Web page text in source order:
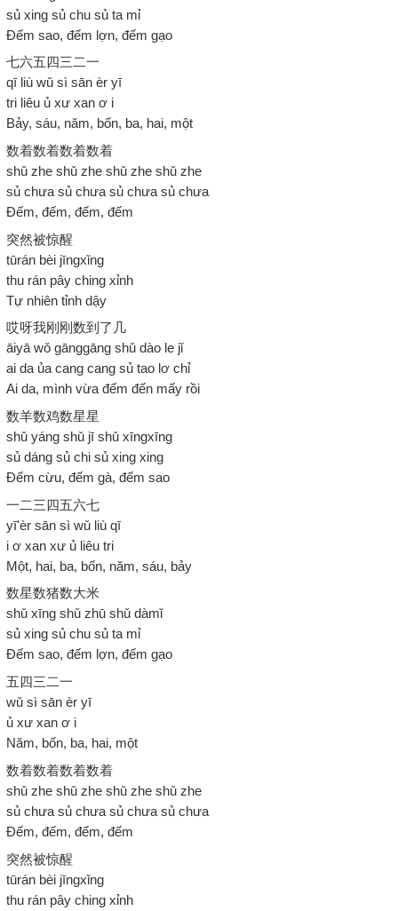
sủ xing sủ chu sủ ta mỉ
Đếm sao, đếm lợn, đếm gạo
七六五四三二一
qī liù wǔ sì sān èr yī
tri liêu ủ xư xan ơ i
Bảy, sáu, năm, bốn, ba, hai, một
数着数着数着数着
shǔ zhe shǔ zhe shǔ zhe shǔ zhe
sủ chưa sủ chưa sủ chưa sủ chưa
Đếm, đếm, đếm, đếm
突然被惊醒
tūrán bèi jīngxǐng
thu rán pây ching xỉnh
Tự nhiên tỉnh dậy
哎呀我刚刚数到了几
āiyā wǒ gānggāng shǔ dào le jǐ
ai da ủa cang cang sủ tao lơ chỉ
Ai da, mình vừa đếm đến mấy rồi
数羊数鸡数星星
shǔ yáng shǔ jī shǔ xīngxīng
sủ dáng sủ chi sủ xing xing
Đếm cừu, đếm gà, đếm sao
一二三四五六七
yī'èr sān sì wǔ liù qī
i ơ xan xư ủ liêu tri
Một, hai, ba, bốn, năm, sáu, bảy
数星数猪数大米
shǔ xīng shǔ zhū shǔ dàmǐ
sủ xing sủ chu sủ ta mỉ
Đếm sao, đếm lợn, đếm gạo
五四三二一
wǔ sì sān èr yī
ủ xư xan ơ i
Năm, bốn, ba, hai, một
数着数着数着数着
shǔ zhe shǔ zhe shǔ zhe shǔ zhe
sủ chưa sủ chưa sủ chưa sủ chưa
Đếm, đếm, đếm, đếm
突然被惊醒
tūrán bèi jīngxǐng
thu rán pây ching xỉnh